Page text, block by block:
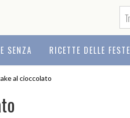
SENZA RICETTE DELLE FESTE
al cioccolato